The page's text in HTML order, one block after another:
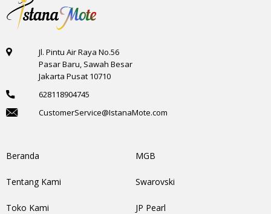
Jl. Pintu Air Raya No.56
Pasar Baru, Sawah Besar
Jakarta Pusat 10710
628118904745
CustomerService@IstanaMote.com
Beranda
Tentang Kami
Toko Kami
MGB
Swarovski
JP Pearl